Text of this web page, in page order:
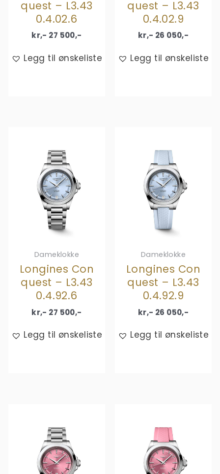
quest – L3.43
0.4.02.6
kr,- 27 500,-
Legg til ønskeliste
quest – L3.43
0.4.02.9
kr,- 26 050,-
Legg til ønskeliste
Dameklokke
Longines Con
quest – L3.43
0.4.92.6
kr,- 27 500,-
Legg til ønskeliste
Dameklokke
Longines Con
quest – L3.43
0.4.92.9
kr,- 26 050,-
Legg til ønskeliste